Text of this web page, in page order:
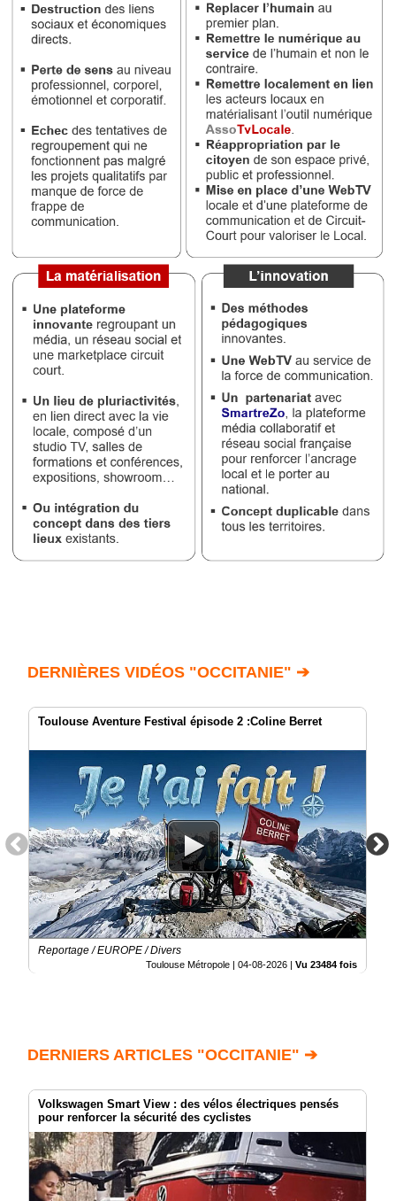
DERNIÈRES VIDÉOS "OCCITANIE" ➔
Toulouse Aventure Festival épisode 2 :Coline Berret
Reportage / EUROPE / Divers
Toulouse Métropole | 04-08-2026 | Vu 23484 fois
DERNIERS ARTICLES "OCCITANIE" ➔
Volkswagen Smart View : des vélos électriques pensés
pour renforcer la sécurité des cyclistes